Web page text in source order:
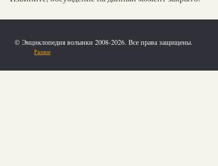
© Энциклопедия волынки 2008-2026. Все права защищены.
Разное